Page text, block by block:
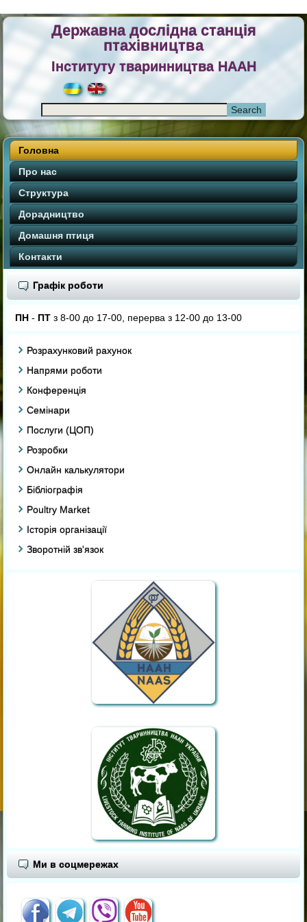
Державна дослідна станція
птахівництва
Інституту тваринництва НААН
Головна
Про нас
Структура
Дорадництво
Домашня птиця
Контакти
Графік роботи
ПН - ПТ з 8-00 до 17-00, перерва з 12-00 до 13-00
Розрахунковий рахунок
Напрями роботи
Конференція
Семінари
Послуги (ЦОП)
Розробки
Онлайн калькулятори
Бібліографія
Poultry Market
Історія організації
Зворотній зв'язок
Ми в соцмережах